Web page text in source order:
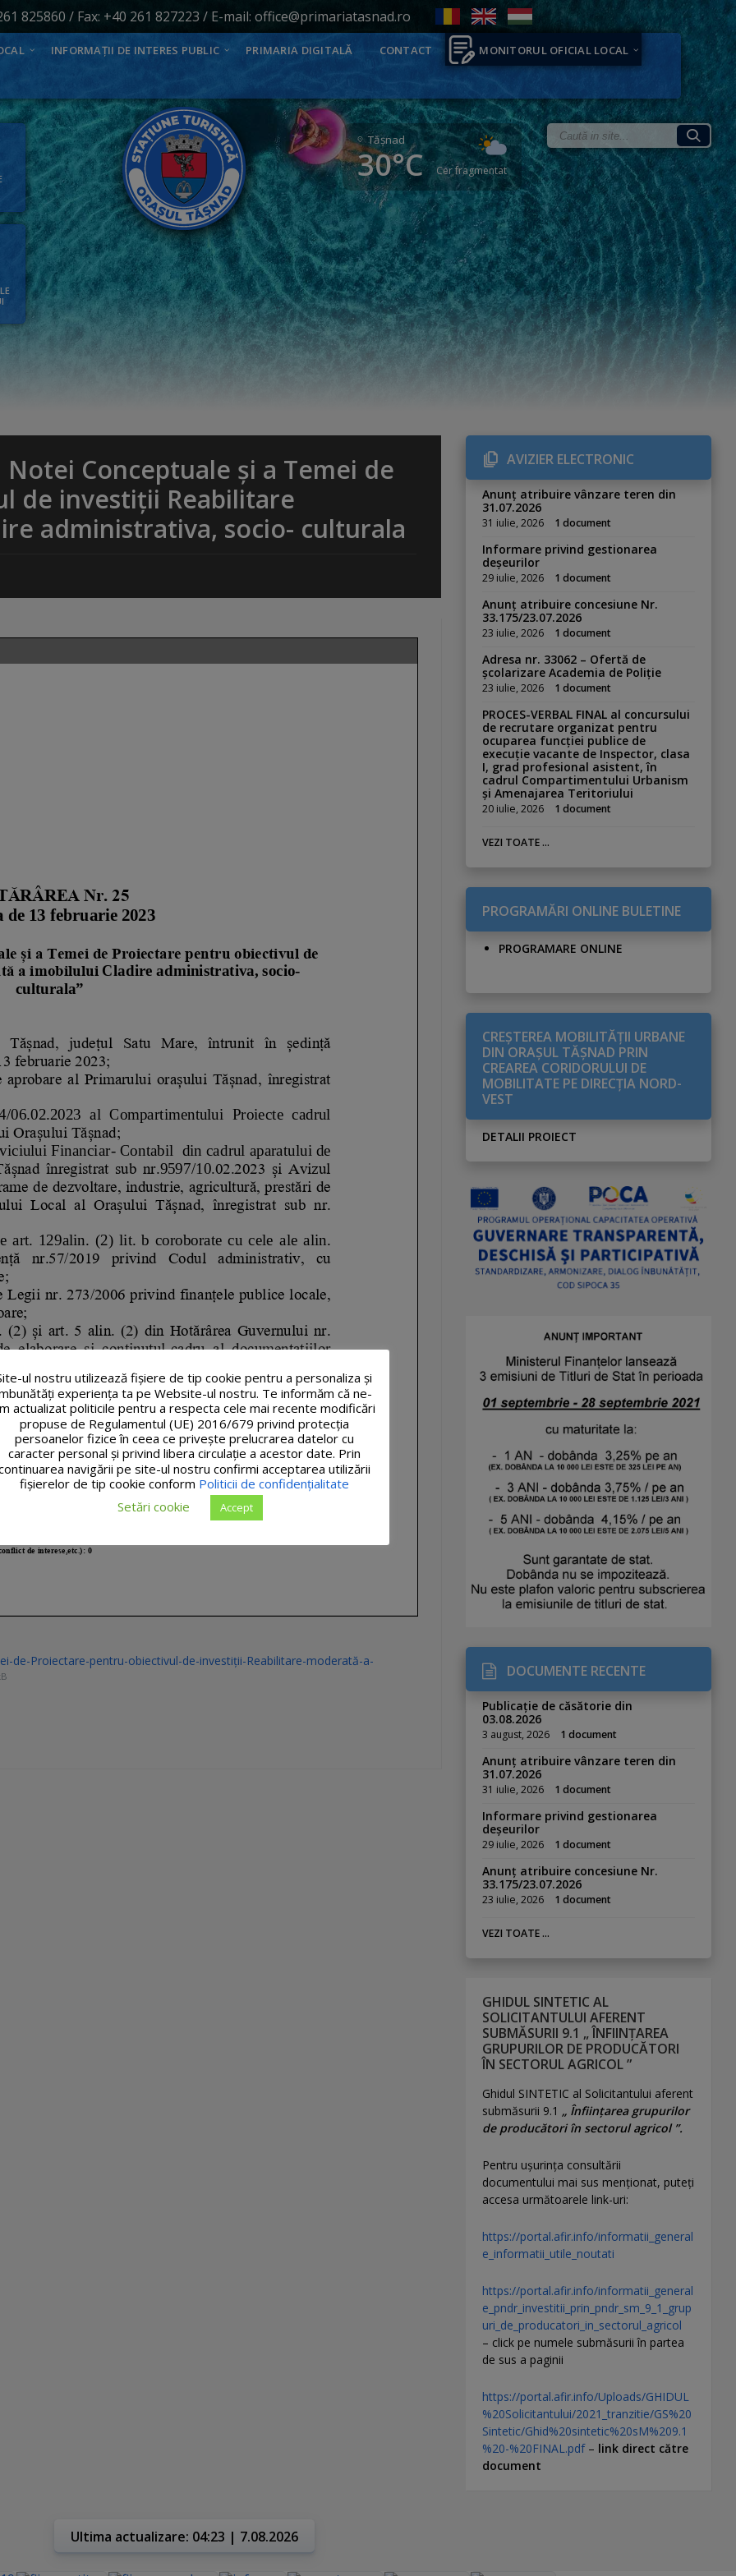
825860 / Fax: +40 261 827223 / E-mail: office@primariatasnad.ro
INFORMAȚII DE INTERES PUBLIC PRIMARIA DIGITALĂ CONTACT MONITORUL OFICIAL LOCAL
Tăşnad
30°C Cer fragmentat
Conceptuale și a Temei de
de investiții Reabilitare
administrativa, socio- culturala
de-Proiectare-pentru-obiectivul-de-investiții-Reabilitare-moderată-a-
AVIZIER ELECTRONIC
Anunț atribuire vânzare teren din
31.07.2026
31 iulie, 2026 1 document
Informare privind gestionarea
deșeurilor
29 iulie, 2026 1 document
Anunț atribuire concesiune Nr.
33.175/23.07.2026
23 iulie, 2026 1 document
Adresa nr. 33062 – Ofertă de
școlarizare Academia de Poliție
23 iulie, 2026 1 document
PROCES-VERBAL FINAL al concursului
de recrutare organizat pentru
ocuparea funcției publice de
execuție vacante de Inspector, clasa
I, grad profesional asistent, în
cadrul Compartimentului Urbanism
și Amenajarea Teritoriului
20 iulie, 2026 1 document
VEZI TOATE ...
PROGRAMĂRI ONLINE BULETINE
PROGRAMARE ONLINE
CREŞTEREA MOBILITĂŢII URBANE
DIN ORAŞUL TĂŞNAD PRIN
CREAREA CORIDORULUI DE
MOBILITATE PE DIRECŢIA NORD-
VEST
DETALII PROIECT
DOCUMENTE RECENTE
Publicație de căsătorie din
03.08.2026
3 august, 2026 1 document
Anunț atribuire vânzare teren din
31.07.2026
31 iulie, 2026 1 document
Informare privind gestionarea
deșeurilor
29 iulie, 2026 1 document
Anunț atribuire concesiune Nr.
33.175/23.07.2026
23 iulie, 2026 1 document
VEZI TOATE ...
GHIDUL SINTETIC AL
SOLICITANTULUI AFERENT
SUBMĂSURII 9.1 „ ÎNFIINȚAREA
GRUPURILOR DE PRODUCĂTORI
ÎN SECTORUL AGRICOL ”
Ghidul SINTETIC al Solicitantului aferent
submăsurii 9.1 „ Înființarea grupurilor
de producători în sectorul agricol ”.
Pentru uşurinţa consultării
documentului mai sus menţionat, puteţi
accesa următoarele link-uri:
https://portal.afir.info/informatii_general
e_informatii_utile_noutati
https://portal.afir.info/informatii_general
e_pndr_investitii_prin_pndr_sm_9_1_grup
uri_de_producatori_in_sectorul_agricol
– click pe numele submăsurii în partea
de sus a paginii
https://portal.afir.info/Uploads/GHIDUL
%20Solicitantului/2021_tranzitie/GS%20
Sintetic/Ghid%20sintetic%20sM%209.1
%20-%20FINAL.pdf– link direct către
document
Ultima actualizare: 04:23 | 7.08.2026
ul nostru utilizează fişiere de tip cookie pentru a personaliza și
experiența ta pe Website-ul nostru. Te informăm că ne-
actualizat politicile pentru a respecta cele mai recente modificări
propuse de Regulamentul (UE) 2016/679 privind protecția
persoanelor fizice în ceea ce privește prelucrarea datelor cu
caracter personal și privind libera circulație a acestor date. Prin
navigării pe site-ul nostru confirmi acceptarea utilizării
fişierelor de tip cookie conform Politicii de confidențialitate
Setări cookie
Accept